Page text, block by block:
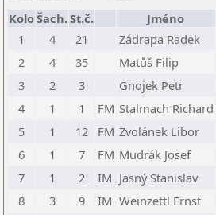
KoloŠach.St.č. Jméno
1
4 21 Zádrapa Radek
2
4 35 Matůš Filip
3
2 3 Gnojek Petr
4
1 1 FM Stalmach Richard
5
1 12 FM Zvolánek Libor
6
1 7 FM Mudrák Josef
7
1 2 IM Jasný Stanislav
8
3 9 IM Weinzettl Ernst